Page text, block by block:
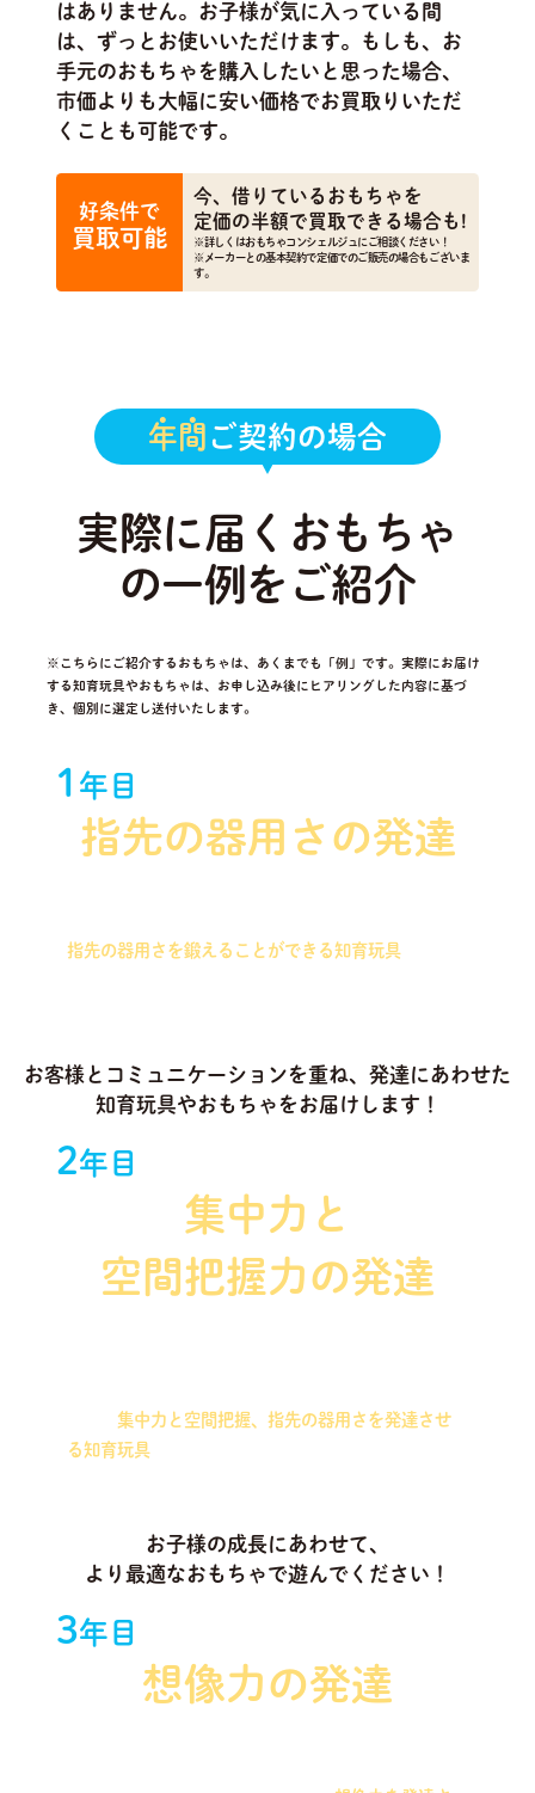
はありません。お子様が気に入っている間
は、ずっとお使いいただけます。もしも、お
手元のおもちゃを購入したいと思った場合、
市価よりも大幅に安い価格でお買取りいただ
くことも可能です。
好条件で
買取可能
今、借りているおもちゃを
定価の半額で買取できる場合も!
※詳しくはおもちゃコンシェルジュにご相談ください！
※メーカーとの基本契約で定価でのご販売の場合もございま
す。
年間 ご契約の場合
実際に届くおもちゃ
の一例をご紹介
※こちらにご紹介するおもちゃは、あくまでも「例」です。実際にお届け
する知育玩具やおもちゃは、
お申し込み後にヒアリングした内容に基づ
き、個別に選定し送付いたします。
1 年目
指先の器用さの発達
指先の器用さを鍛えることができる知育玩具
お客様とコミュニケーションを重ね、発達にあわせた
知育玩具やおもちゃをお届けします！
2年目
集中力と
空間把握力の発達
集中力と空間把握、指先の器用さを発達させ
る知育玩具
お子様の成長にあわせて、
より最適なおもちゃで遊んでください！
3年目
想像力の発達